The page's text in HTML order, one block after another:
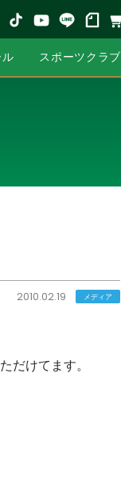
スポーツクラブ
2010.02.19 メディア
だけてます。